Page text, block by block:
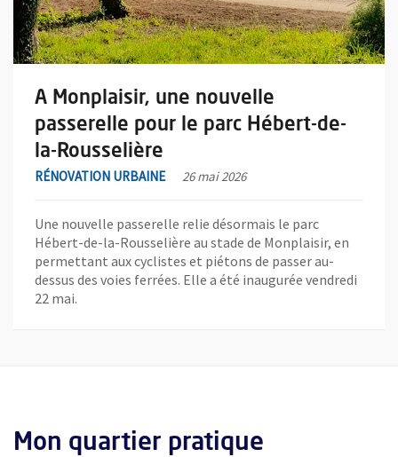
A Monplaisir, une nouvelle
passerelle pour le parc Hébert-de-
la-Rousselière
RÉNOVATION URBAINE 26 mai 2026
Une nouvelle passerelle relie désormais le parc
Hébert-de-la-Rousselière au stade de Monplaisir, en
permettant aux cyclistes et piétons de passer au-
dessus des voies ferrées. Elle a été inaugurée vendredi
22 mai.
Mon quartier pratique